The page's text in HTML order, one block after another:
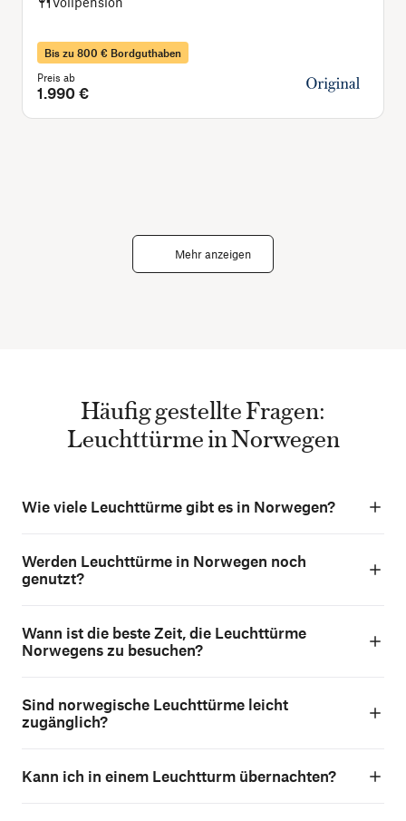
Bis zu 800 € Bordguthaben
Preis ab
1.990 €
Mehr anzeigen
Häufig gestellte Fragen:
Leuchttürme in Norwegen
Wie viele Leuchttürme gibt es in Norwegen?
Werden Leuchttürme in Norwegen noch
genutzt?
Wann ist die beste Zeit, die Leuchttürme
Norwegens zu besuchen?
Sind norwegische Leuchttürme leicht
zugänglich?
Kann ich in einem Leuchtturm übernachten?